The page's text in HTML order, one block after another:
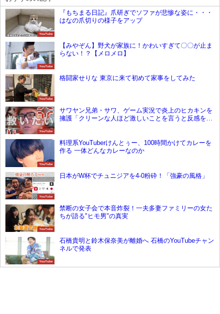
YouTube
『もちまる日記』爪研ぎでソファが悲惨な姿に・・・
はなの爪切りの様子をアップ
YouTube
【みやぞん】野犬が家族に！かわいすぎて〇〇が止ま
らない！？【メロメロ】
YouTube
格闘家せりな 東京に来て初めて家事をしてみた
YouTube
サワヤン兄弟・サワ、ゲーム実況で炎上のヒカキンを
擁護「クリーンな人ほど激しいことを言うと反感を食
YouTube
料理系YouTuberけんとぅー、100時間かけてカレーを
作る 一体どんなカレーなのか
YouTube
日本がW杯でチュニジアを4-0粉砕！「強豪の風格」
YouTube
禁断の女子会で本音炸裂！一夫多妻ファミリーの女た
ちが語る"ヒモ男"の真実
YouTube
石橋貴明と鈴木保奈美が離婚へ 石橋のYouTubeチャン
ネルで発表